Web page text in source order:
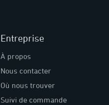
Entreprise
À propos
Nous contacter
Où nous trouver
Suivi de commande